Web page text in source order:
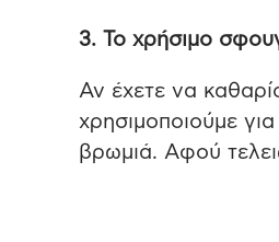
3. Το χρήσιμο
Αν έχετε να
χρησιμοποιούμε
βρωμιά. Αφού